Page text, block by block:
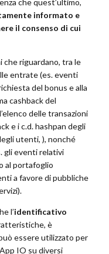
che quest’ultimo,
informato e
il consenso di cui
che riguardano, tra le
entrate (es. eventi
del bonus e alla
cashback del
delle transazioni
e i c.d. hashpan degli
utenti, ), nonché
gli eventi relativi
al portafoglio
a favore di pubbliche
l’identificativo
è
essere utilizzato per
IO su diversi